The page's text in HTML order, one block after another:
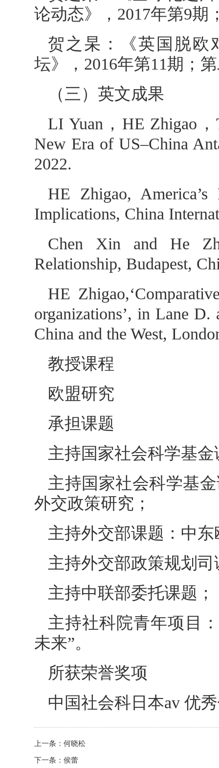
论动态》，2017年第9期
贺之杲：《英国脱欧
坛》，2016年第11期；
（三）英文成果
LI Yuan，HE Zhigao，
New Era of US–China
2022.
HE Zhigao,
Implications, China
Chen Xin and He
Relationship, Budapest,
HE
organizations’, in Lane
China and the West,
教授课程
欧盟研究
承担课题
主持国家社会科学基
主持国家社会科学基
外交政策研究；
主持外交部课题：中
主持外交部政策规划司
主持中联部委托课题；
主持社科院青年项目
未来”。
所获荣誉奖项
中国社会科日本av 优
上一条： 何晓松
下一条： 侯蕾